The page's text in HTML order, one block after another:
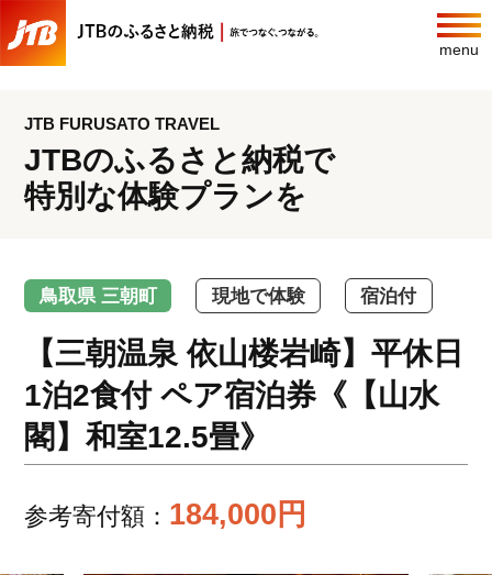
menu
JTB FURUSATO TRAVEL
JTBのふるさと納税で
特別な体験プランを
鳥取県 三朝町 現地で体験 宿泊付
【三朝温泉 依山楼岩崎】平休日
1泊2食付 ペア宿泊券《【山水
閣】和室12.5畳》
参考寄付額： 184,000円